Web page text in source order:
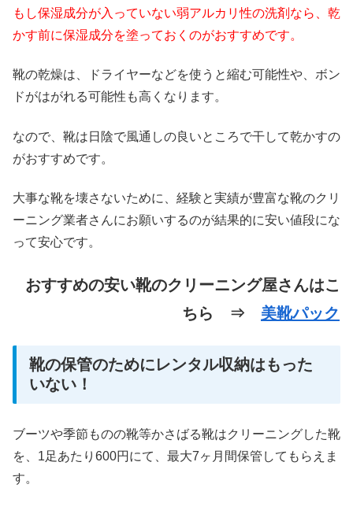
もし保湿成分が入っていない弱アルカリ性の洗剤なら、乾
かす前に保湿成分を塗っておくのがおすすめです。
靴の乾燥は、ドライヤーなどを使うと縮む可能性や、ボン
ドがはがれる可能性も高くなります。
なので、靴は日陰で風通しの良いところで干して乾かすの
がおすすめです。
大事な靴を壊さないために、経験と実績が豊富な靴のクリ
ーニング業者さんにお願いするのが結果的に安い値段にな
って安心です。
おすすめの安い靴のクリーニング屋さんはこ
ちら ⇒ 美靴パック
靴の保管のためにレンタル収納はもった
いない！
ブーツや季節ものの靴等かさばる靴はクリーニングした靴
を、1足あたり600円にて、最大7ヶ月間保管してもらえま
す。